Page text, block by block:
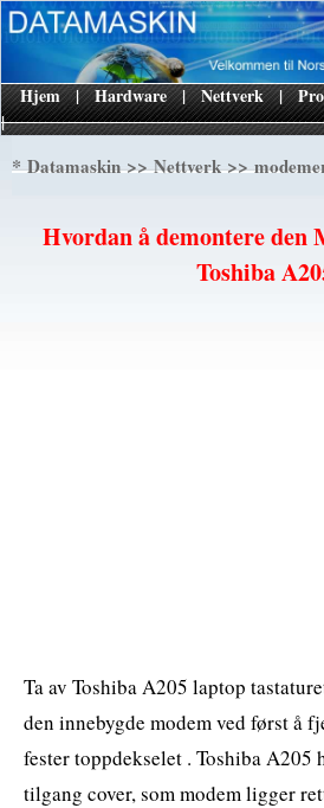
|
Hjem | Hardware | Nettverk |
*Datamaskin>>Nettverk>>
Hvordan å demontere den
Toshiba
Ta av Toshiba A205 laptop
den innebygde modem ved først å
fester toppdekselet . Toshiba A205
tilgang cover, som modem ligger